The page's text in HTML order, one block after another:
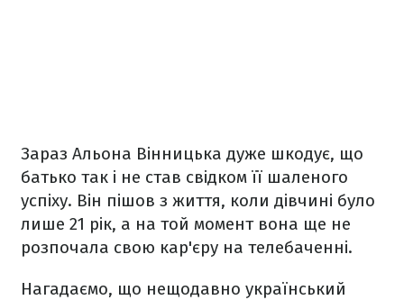
Зараз Альона Вінницька дуже шкодує, що
батько так і не став свідком її шаленого
успіху. Він пішов з життя, коли дівчині було
лише 21 рік, а на той момент вона ще не
розпочала свою кар'єру на телебаченні.
Нагадаємо, що нещодавно український